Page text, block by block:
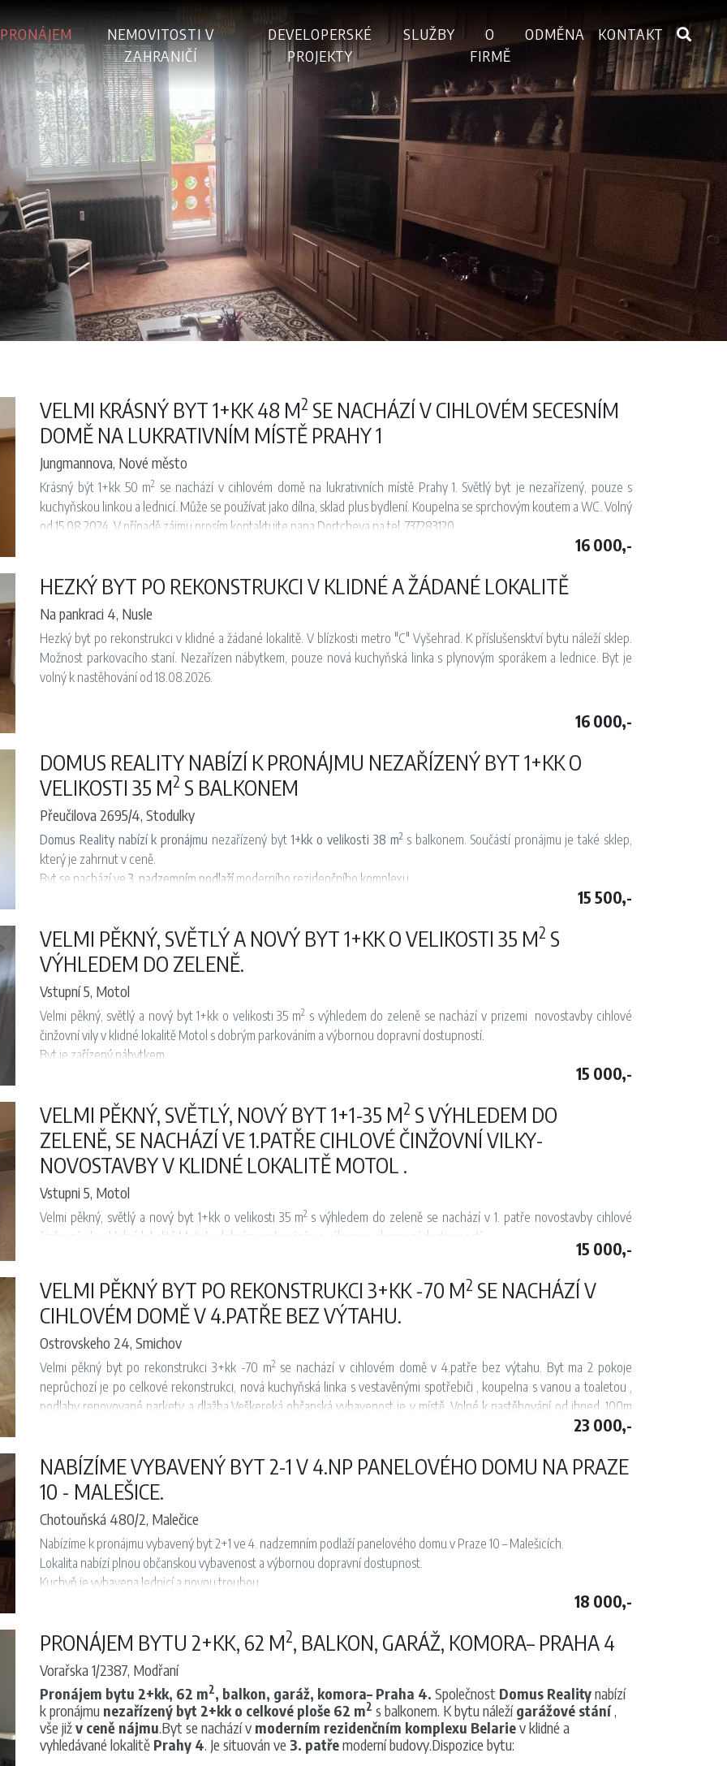
PRONÁJEM
NEMOVITOSTI V
ZAHRANIČÍ
DEVELOPERSKÉ
PROJEKTY
SLUŽBY
O
FIRMĚ
ODMĚNA KONTAKT
VELMI KRÁSNÝ BYT 1+KK 48 M2 SE NACHÁZÍ V CIHLOVÉM SECESNÍM
DOMĚ NA LUKRATIVNÍM MÍSTĚ PRAHY 1
Jungmannova, Nové město
Krásný být 1+kk 50 m2 se nachází v cihlovém domě na lukrativních místě Prahy 1. Světlý byt je nezařízený, pouze s
kuchyňskou linkou a lednicí. Může se používat jako dílna, sklad plus bydlení. Koupelna se sprchovým koutem a WC. Volný
od 15.08.2024. V případě zájmu prosím kontaktujte pana Dortcheva na tel. 737283120
16 000,-
HEZKÝ BYT PO REKONSTRUKCI V KLIDNÉ A ŽÁDANÉ LOKALITĚ
Na pankraci 4, Nusle
Hezký byt po rekonstrukci v klidné a žádané lokalitě. V blízkosti metro "C" Vyšehrad. K příslušensktví bytu náleží sklep.
Možnost parkovacího staní. Nezařízen nábytkem, pouze nová kuchyňská linka s plynovým sporákem a lednice. Byt je
volný k nastěhování od 18.08.2026.
16 000,-
DOMUS REALITY NABÍZÍ K PRONÁJMU NEZAŘÍZENÝ BYT 1+KK O
VELIKOSTI 35 M2 S BALKONEM
Přeučilova 2695/4, Stodulky
Domus Reality nabízí k pronájmu nezařízený byt1+kk o velikosti 38 m2s balkonem. Součástí pronájmu je také sklep,
který je zahrnut v ceně.
Byt se nachází ve 3. nadzemním podlažímoderního rezidenčního komplexu.
Dispozice bytu zahrnuje vstupní chodbu, koupelnu se sprchovým koutem a toaletou a obývací pokoj s kuchyňským
Lokalita nabízí výbornou dopravní dostupnost do centra města. V blízkosti domu se nachází autobusová zastávka a
stanice metraB – Luka.
Byt je volný a připravený k nastěhováníihned
15 500,-
VELMI PĚKNÝ, SVĚTLÝ A NOVÝ BYT 1+KK O VELIKOSTI 35 M2 S
VÝHLEDEM DO ZELENĚ.
Vstupní 5, Motol
Velmi pěkný, světlý a nový byt 1+kk o velikosti 35 m2 s výhledem do zeleně se nachází v prizemi novostavby cihlové
činžovní vily v klidné lokalitě Motol s dobrým parkováním a výbornou dopravní dostupností.
Byt je zařízený nábytkem .
Nová kuchyňská linka je vybavena sporákem se sklokeramickou varnou deskou, lednicí a pračkou. K dispozici je pevná
K bytu je možné užívat společnou zahradu. Veškerá občanská vybavenost je v místě. Bezproblémové parkování je možné
přímo na ulici.
Volný k nastěhování od 1. 9. 2026.
15 000,-
VELMI PĚKNÝ, SVĚTLÝ, NOVÝ BYT 1+1-35 M2 S VÝHLEDEM DO
ZELENĚ, SE NACHÁZÍ VE 1.PATŘE CIHLOVÉ ČINŽOVNÍ VILKY-
NOVOSTAVBY V KLIDNÉ LOKALITĚ MOTOL .
Vstupni 5, Motol
Velmi pěkný, světlý a nový byt 1+kk o velikosti 35 m2s výhledem do zeleně se nachází v 1. patře novostavby cihlové
činžovní vily v klidné lokalitě Motol s dobrým parkováním a výbornou dopravní dostupností.
Byt je zařízený nábytkem (po dohodě s majitelem je možné byt zařídit). Součástí bytu je předsíň, plastová okna, plovoucí
podlahy, dlažba, etážové topení a koupelna s vanou a WC.
Nová kuchyňská linka je vybavena sporákem se sklokeramickou varnou deskou, lednicí a pračkou. K dispozici je pevná
telefonní linka, satelit, TV a internet.
K bytu je možné užívat společnou zahradu. Veškerá občanská vybavenost je v místě. Bezproblémové parkování je možné
přímo na ulici.
Byt se nachází v příjemném prostředí. V blízkosti je park, v létě nádrž ke koupání, v zimě rybník vhodný k bruslení a
golfové hřiště Motol.
Volný k nastěhování od 1. 9. 2026.
15 000,-
VELMI PĚKNÝ BYT PO REKONSTRUKCI 3+KK -70 M2 SE NACHÁZÍ V
CIHLOVÉM DOMĚ V 4.PATŘE BEZ VÝTAHU.
Ostrovskeho 24, Smichov
Velmi pěkný byt po rekonstrukci 3+kk -70 m2se nachází v cihlovém domě v 4.patře bez výtahu. Byt ma 2 pokoje
neprůchozí je po celkové rekonstrukci, nová kuchyňská linka s vestavěnými spotřebiči , koupelna s vanou a toaletou ,
podlahy renovované parkety a dlažba.Veškereká občanská vybavenost je v místě. Volné k nastěhování od ihned. 100m
23 000,-
NABÍZÍME VYBAVENÝ BYT 2-1 V 4.NP PANELOVÉHO DOMU NA PRAZE
10 - MALEŠICE.
Chotouňská 480/2, Malečice
Nabízíme k pronájmu vybavený byt 2+1 ve 4. nadzemním podlaží panelového domu v Praze 10 – Malešicích.
Lokalita nabízí plnou občanskou vybavenost a výbornou dopravní dostupnost.
Kuchyň je vybavena lednicí a novou troubou.
Toaleta je samostatná.
Nábytek je starší, ale plně funkční. Pokud nájemník některé vybavení nebude potřebovat, může si jej na vlastní náklady
vystěhovat.
Byt je určen výhradně k dlouhodobému nájmu a je k nastěhování od 1. 7. 2026.
Poplatky za služby a energie činí 5 000 Kč měsíčně, včetně elektřiny, která bude převedena na nájemníka.
Při podpisu smlouvy nájemník hradí první nájemné, dále rezervační poplatek pro agenturu a vratnou kauci.
18 000,-
PRONÁJEM BYTU 2+KK, 62 M2, BALKON, GARÁŽ, KOMORA– PRAHA 4
Vorařska 1/2387, Modřaní
Pronájem bytu 2+kk, 62 m2, balkon, garáž, komora– Praha 4. Společnost Domus Realitynabízí
k pronájmu nezařízený byt 2+kk o celkové ploše 62 m2 s balkonem. K bytu náležígarážové stání,
vše jižv ceně nájmu.Byt se nachází v moderním rezidenčním komplexu Belariev klidné a
vyhledávané lokalitě Prahy 4. Je situován ve 3. patřemoderní budovy.Dispozice bytu: